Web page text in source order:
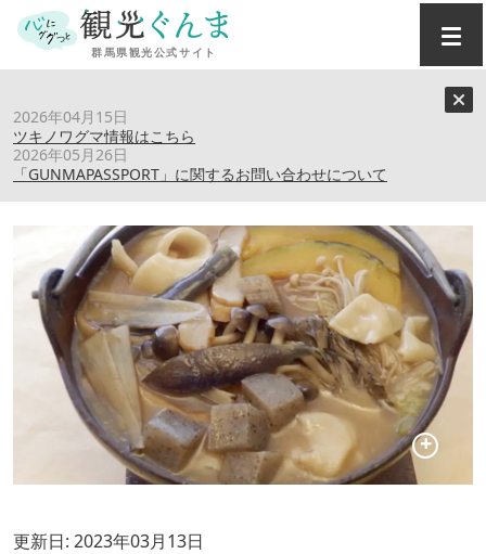
2026年04月15日
ツキノワグマ情報はこちら
2026年05月26日
「GUNMAPASSPORT」に関するお問い合わせについて
上州田舎屋
更新日: 2023年03月13日